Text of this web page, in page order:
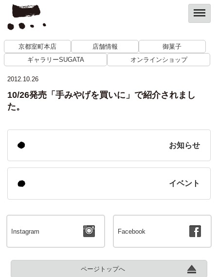
京都室町本店 店舗情報
御菓子
ギャラリーSUGATA
オンラインショップ
2012.10.26
10/26発売「手みやげを買いに」で紹介されまし
た。
お知らせ
イベント
Instagram Facebook
ページトップへ